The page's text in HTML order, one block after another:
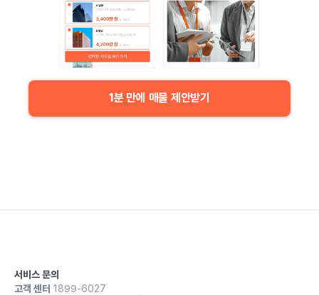
1분 만에 매물 제안받기
서비스 문의
고객 센터 1899-6027